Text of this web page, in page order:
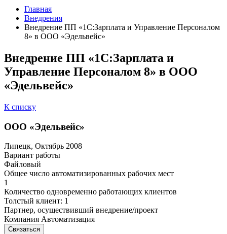
Главная
Внедрения
Внедрение ПП «1С:Зарплата и Управление Персоналом
8» в ООО «Эдельвейс»
Внедрение ПП «1С:Зарплата и
Управление Персоналом 8» в ООО
«Эдельвейс»
К списку
ООО «Эдельвейс»
Липецк, Октябрь 2008
Вариант работы
Файловый
Общее число автоматизированных рабочих мест
1
Количество одновременно работающих клиентов
Толстый клиент: 1
Партнер, осуществивший внедрение/проект
Компания Автоматизация
Связаться